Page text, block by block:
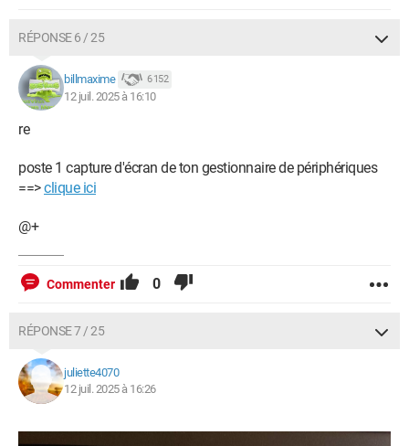
RÉPONSE 6 / 25
billmaxime 6 152
12 juil. 2025 à 16:10
re
poste 1 capture d'écran de ton gestionnaire de périphériques
==>clique ici
@+
Commenter 0
RÉPONSE 7 / 25
juliette4070
12 juil. 2025 à 16:26